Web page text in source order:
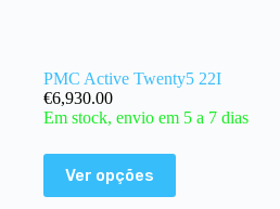
PMC Active Twenty5 22I
€6,930.00
Em stock, envio em 5 a 7 dias
Ver opções